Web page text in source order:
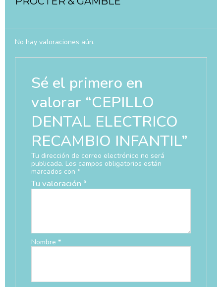
No hay valoraciones aún.
Sé el primero en
valorar “CEPILLO
DENTAL ELECTRICO
RECAMBIO INFANTIL”
Tu dirección de correo electrónico no será
publicada. Los campos obligatorios están
marcados con *
Tu valoración *
Nombre *